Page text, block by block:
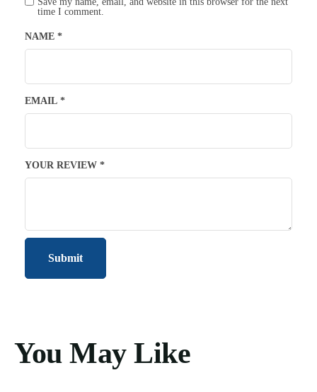
YOUR REVIEW *
NAME *
EMAIL *
time I comment.
You May Like